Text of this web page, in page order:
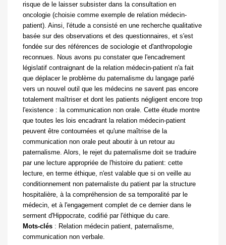
risque de le laisser subsister dans la consultation en
oncologie (choisie comme exemple de relation médecin-
patient). Ainsi, l 'étude a consisté en une recherche qualitative
basée sur des observations et des questionnaires, et s'est
fondée sur des références de sociologie et d'anthropologie
reconnues. Nous avons pu constater que l 'encadrement
législatif contraignant de la relation médecin-patient n'a fait
que déplacer le problème du paternalisme du langage parlé
vers un nouvel outil que les médecins ne savent pas encore
totalement maîtriser et dont les patients négligent encore trop
'existence : la communication non orale. Cette étude montre
que toutes les lois encadrant la relation médecin-patient
peuvent être contournées et qu'une maîtrise de la
communication non orale peut aboutir à un retour au
paternalisme. Alors, le rejet du paternalisme doit se traduire
par une lecture appropriée de l 'histoire du patient: cette
lecture, en terme éthique, n'est valable que si on veille au
conditionnement non paternaliste du patient par la structure
hospitalière, à la compréhension de sa temporalité par le
médecin, et à l 'engagement complet de ce dernier dans le
serment d'Hippocrate, codifié par l 'éthique du care.
Mots-clés : Relation médecin patient, paternalisme,
communication non verbale.